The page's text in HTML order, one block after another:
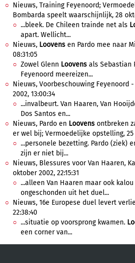
Nieuws, Training Feyenoord;
Bombarda speelt waarschijnlijk, 28
...bleek. De Chileen trainde net als
apart. Wellicht...
Nieuws, Loovens en Pardo mee naar
08:31:05
Zowel Glenn Loovens als Sebastian
Feyenoord meereizen...
Nieuws, Voorbeschouwing Feyenoord
2002, 13:00:34
...invalbeurt. Van Haaren, Van
Dos Santos en...
Nieuws, Pardo en Loovens ontbreken
er wel bij; Vermoedelijke opstelling, 25
...personele bezetting. Pardo (ziek)
zijn er niet bij...
Nieuws, Blessures voor Van Haaren,
oktober 2002, 22:15:31
...alleen Van Haaren maar ook kalou
ongeschonden uit het duel...
Nieuws, 16e Europese duel levert
22:38:40
...situatie op voorsprong kwamen.
een corner van...